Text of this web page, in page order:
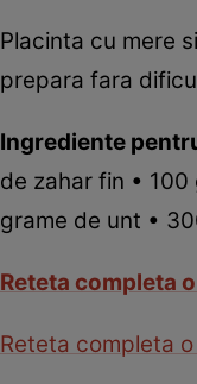
Placinta cu mere
prepara fara
Ingrediente
de zahar fin •
grame de unt •
Reteta completa
Reteta completa